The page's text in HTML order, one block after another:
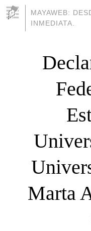
MAYAWEB:
INMEDIATA.
Marta